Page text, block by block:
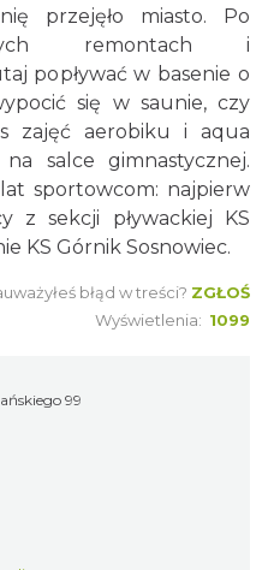
przejęło miasto. Po
remontach i
popływać w basenie o
się w saunie, czy
zajęć aerobiku i aqua
salce gimnastycznej.
sportowcom: najpierw
z sekcji pływackiej KS
KS Górnik Sosnowiec.
błąd w treści? ZGŁOŚ
Wyświetlenia: 1099
99